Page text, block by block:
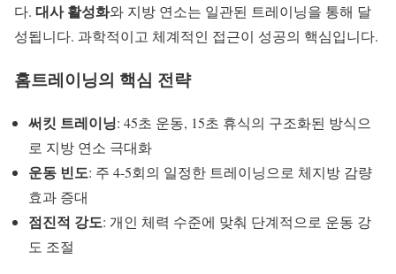
다. 대사 활성화와 지방 연소는 일관된 트레이닝을 통해 달
성됩니다. 과학적이고 체계적인 접근이 성공의 핵심입니다.
홈트레이닝의 핵심 전략
써킷 트레이닝: 45초 운동, 15초 휴식의 구조화된 방식으
로 지방 연소 극대화
운동 빈도: 주 4-5회의 일정한 트레이닝으로 체지방 감량
효과 증대
점진적 강도: 개인 체력 수준에 맞춰 단계적으로 운동 강
도 조절